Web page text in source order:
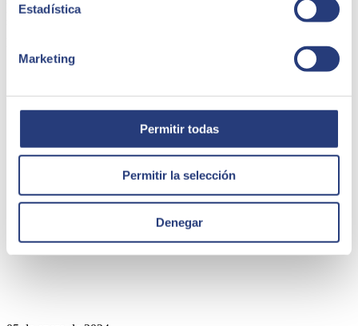
Estadística
Marketing
Permitir todas
Permitir la selección
Denegar
presencia directa en 45 países de Europa, América Latina, Estados